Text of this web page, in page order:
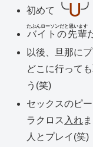
初めて ╰⋃╯
バイトの先輩
たぶんローソンだと思います
以後、旦那に
どこに行って
う(笑)
セックスのピー
ラクロス 入れ
人とプレイ(笑)